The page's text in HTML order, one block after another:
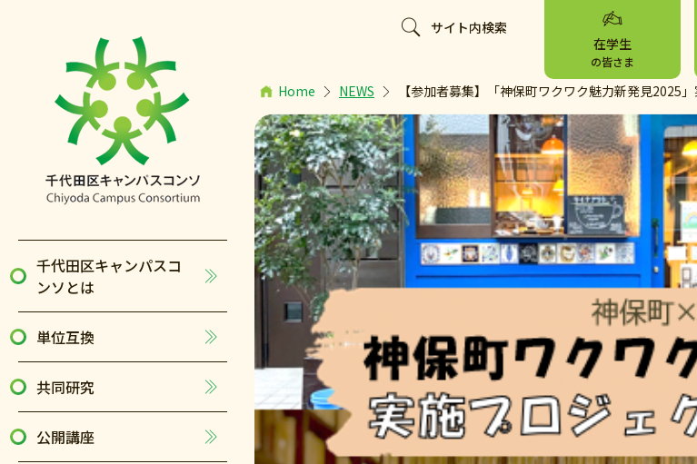
千代田区キャンパスコ
ンソとは
単位互換
共同研究
公開講座
サイト内検索
在学生
の皆さま
Home NEWS 【参加者募集】「神保町ワクワク魅力新発見2025